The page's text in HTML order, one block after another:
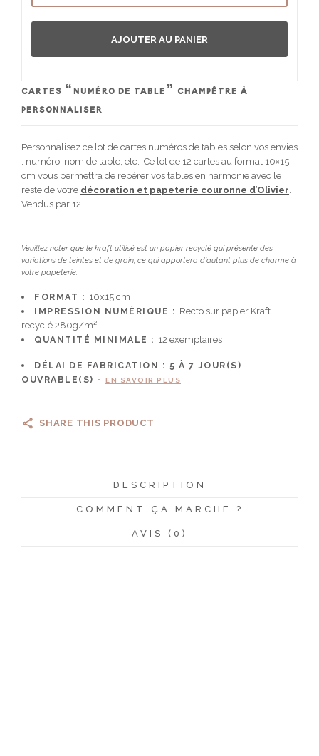
CARTES “NUMÉRO DE TABLE” CHAMPÊTRE À
PERSONNALISER
Personnalisez ce lot de cartes numéros de tables selon vos envies
: numéro, nom de table, etc. Ce lot de 12 cartes au format 10×15
cm vous permettra de repérer vos tables en harmonie avec le
reste de votre décoration et papeterie couronne d’Olivier
Vendus par 12.
Veuillez noter que le kraft utilisé est un papier recyclé qui présente des
variations de teintes et de grain, ce qui apportera d'autant plus de charme à
votre papeterie.
FORMAT : 10x15 cm
IMPRESSION NUMÉRIQUE : Recto sur papier Kraft
recyclé 280g/m²
QUANTITÉ MINIMALE : 12 exemplaires
DÉLAI DE FABRICATION : 5 À 7 JOUR(S)
OUVRABLE(S) -
EN SAVOIR PLUS
AJOUTER AU PANIER
SHARE THIS PRODUCT
DESCRIPTION
COMMENT ÇA MARCHE ?
AVIS (0)